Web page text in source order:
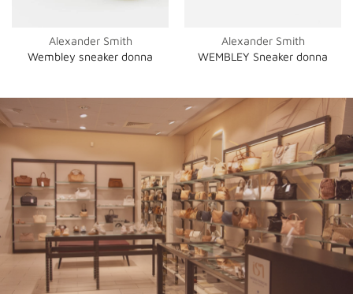
Alexander Smith
Wembley sneaker donna
Alexander Smith
WEMBLEY Sneaker donna